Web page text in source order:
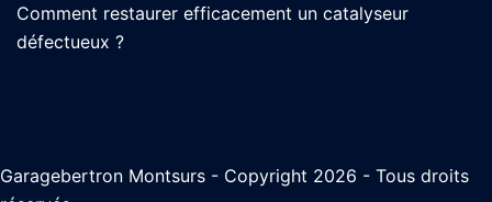
Comment restaurer efficacement un catalyseur
défectueux ?
Garagebertron Montsurs - Copyright 2026 - Tous droits